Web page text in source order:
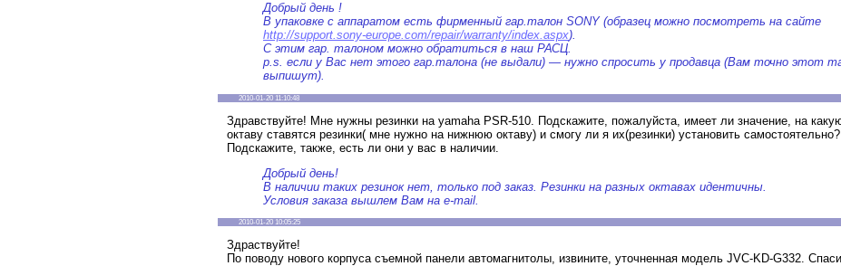
Добрый день !
В упаковке с аппаратом есть фирменный гар.талон SONY (образец можно посмотреть на сайте
http://support.sony-europe.com/repair/warranty/index.aspx).
С этим гар. талоном можно обратиться в наш РАСЦ.
p.s. если у Вас нет этого гар.талона (не выдали) — нужно спросить у продавца (Вам точно этот
выпишут).
2010-01-20 11:10:48
Здравствуйте! Мне нужны резинки на yamaha PSR-510. Подскажите, пожалуйста, имеет ли значение, на
октаву ставятся резинки( мне нужно на нижнюю октаву) и смогу ли я их(резинки) установить самостоятельно?
Подскажите, также, есть ли они у вас в наличии.
Добрый день!
В наличии таких резинок нет, только под заказ. Резинки на разных октавах идентичны.
Условия заказа вышлем Вам на e-mail.
2010-01-20 10:05:25
Здраствуйте!
По поводу нового корпуса съемной панели автомагнитолы, извините, уточненная модель JVC-KD-G332.